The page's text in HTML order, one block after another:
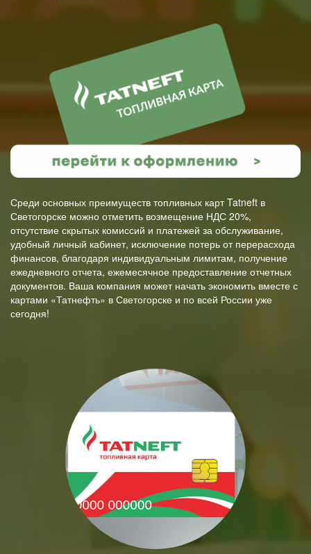
Среди основных преимуществ топливных карт Tatneft в
Светогорске можно отметить возмещение НДС 20%,
отсутствие скрытых комиссий и платежей за обслуживание,
удобный личный кабинет, исключение потерь от перерасхода
финансов, благодаря индивидуальным лимитам, получение
ежедневного отчета, ежемесячное предоставление отчетных
документов. Ваша компания может начать экономить вместе с
картами «Татнефть» в Светогорске и по всей России уже
сегодня!